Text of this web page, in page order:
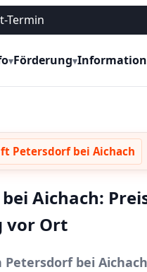
Termin
▾Förderung▾
Petersdorf bei Aichach
Aichach:
vor Ort
bei Aichach